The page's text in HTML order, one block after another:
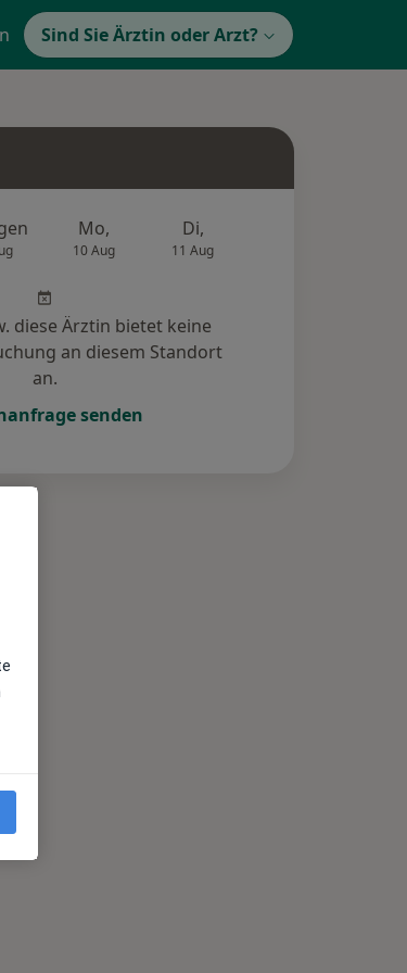
Sind Sie Ärztin oder Arzt?
Mo,
10 Aug
Di,
11 Aug
diese Ärztin bietet keine
an diesem Standort
an.
senden